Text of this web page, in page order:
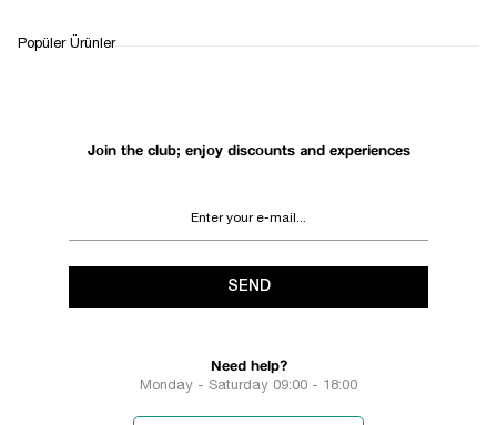
Join the club; enjoy discounts and experiences
SEND
Need help?
Monday - Saturday 09:00 - 18:00
Popüler Ürünler